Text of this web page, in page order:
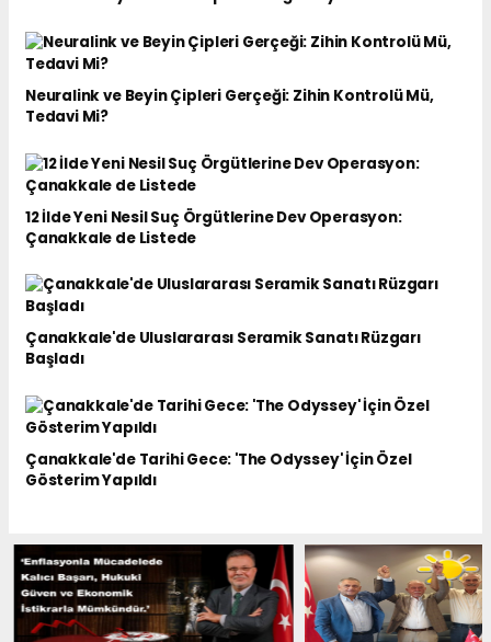
Neuralink ve Beyin Çipleri Gerçeği: Zihin Kontrolü Mü,
Tedavi Mi?
12 İlde Yeni Nesil Suç Örgütlerine Dev Operasyon:
Çanakkale de Listede
Çanakkale'de Uluslararası Seramik Sanatı Rüzgarı
Başladı
Çanakkale'de Tarihi Gece: 'The Odyssey' İçin Özel
Gösterim Yapıldı